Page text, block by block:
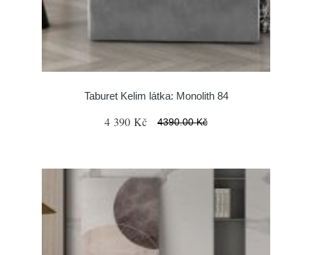
Taburet Kelim látka: Monolith 84
4 390 Kč 4390.00 Kč